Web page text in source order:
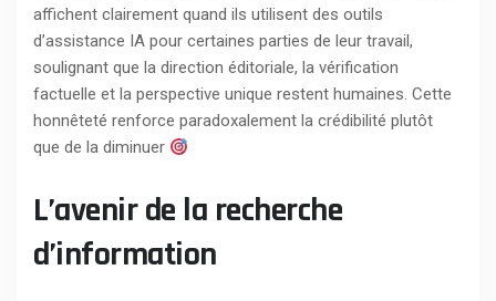
affichent clairement quand ils utilisent des outils
d’assistance IA pour certaines parties de leur travail,
soulignant que la direction éditoriale, la vérification
factuelle et la perspective unique restent humaines. Cette
honnêteté renforce paradoxalement la crédibilité plutôt
que de la diminuer
L’avenir de la recherche
d’information